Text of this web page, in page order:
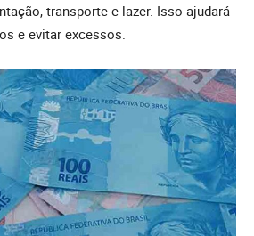
transporte e lazer. Isso ajudará
e evitar excessos.